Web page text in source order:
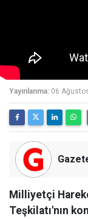
Yayınlanma: 06
Milliyetçi
Teşkilatı'nın